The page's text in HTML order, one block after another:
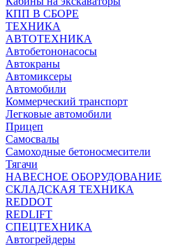
КПП В СБОРЕ
ТЕХНИКА
АВТОТЕХНИКА
Автобетононасосы
Автокраны
Автомиксеры
Автомобили
Коммерческий транспорт
Легковые автомобили
Прицеп
Самосвалы
Самоходные бетоносмесители
Тягачи
НАВЕСНОЕ ОБОРУДОВАНИЕ
СКЛАДСКАЯ ТЕХНИКА
REDDOT
REDLIFT
СПЕЦТЕХНИКА
Автогрейдеры